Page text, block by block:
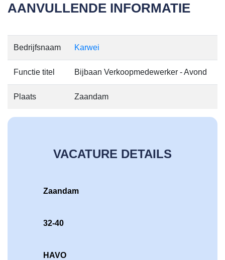
AANVULLENDE INFORMATIE
Bedrijfsnaam Karwei
Functie titel Bijbaan Verkoopmedewerker - Avond
Plaats Zaandam
VACATURE DETAILS
Zaandam
32-40
HAVO